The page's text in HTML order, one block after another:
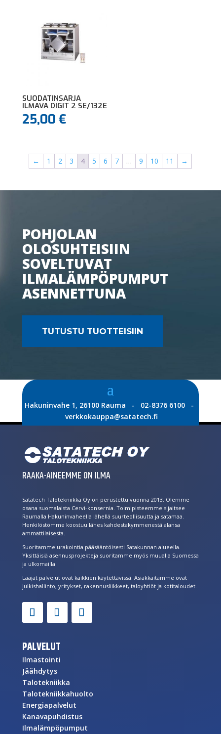
SUODATINSARJA
ILMAVA DIGIT 2 SE/132E
25,00 €
← 1 2 3 4 5 6 7 … 9 10 11 →
POHJOLAN
OLOSUHTEISIIN
SOVELTUVAT
ILMALÄMPÖPUMPUT
ASENNETTUNA
TUTUSTU TUOTTEISIIN
Hakuninvahe 1, 26100 Rauma - 02-8376 6100 -
verkkokauppa@satatech.fi
RAAKA-AINEEMME ON ILMA
Satatech Talotekniikka Oy on perustettu vuonna 2013. Olemme
osana suomalaista Cervi-konsernia. Toimipisteemme sijaitsee
Raumalla Hakuninvaheella lähellä suurteollisuutta ja satamaa.
Henkilöstömme koostuu lähes kahdestakymmenestä alansa
ammattilaisesta.
Suoritamme urakointia pääsääntöisesti Satakunnan alueella.
Yksittäisiä asennusprojekteja suoritamme myös muualla Suomessa
ja ulkomailla.
Laajat palvelut ovat kaikkien käytettävissä. Asiakkaitamme ovat
julkishallinto, yritykset, rakennusliikkeet, taloyhtiöt ja kotitaloudet.
PALVELUT
Ilmastointi
Jäähdytys
Talotekniikka
Talotekniikkahuolto
Energiapalvelut
Kanavapuhdistus
Ilmalämpöpumput